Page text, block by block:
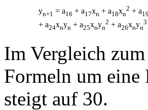
yn+1 = a16 + a17xn + a18xn
2 + a19
+ a24xnyn + a25xnyn
2 + a26xnyn
3
Im Vergleich zum
Formeln um eine
steigt auf 30.